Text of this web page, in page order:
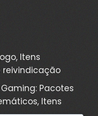
Itens
reivindicação
Pacotes
Itens